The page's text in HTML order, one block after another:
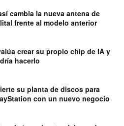
cambia la nueva antena de
frente al modelo anterior
crear su propio chip de IA y
hacerlo
su planta de discos para
con un nuevo negocio